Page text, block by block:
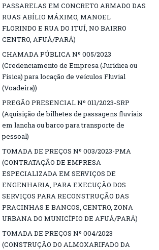
PASSARELAS EM CONCRETO ARMADO DAS
RUAS ABÍLIO MÁXIMO, MANOEL
FLORINDO E RUA DO ITUÍ, NO BAIRRO
CENTRO, AFUÁ/PARÁ)
CHAMADA PÚBLICA Nº 005/2023
(Credenciamento de Empresa (Jurídica ou
Física) para locação de veículos Fluvial
(Voadeira))
PREGÃO PRESENCIAL Nº 011/2023-SRP
(Aquisição de bilhetes de passagens fluviais
em lancha ou barco para transporte de
pessoal)
TOMADA DE PREÇOS Nº 003/2023-PMA
(CONTRATAÇÃO DE EMPRESA
ESPECIALIZADA EM SERVIÇOS DE
ENGENHARIA, PARA EXECUÇÃO DOS
SERVIÇOS PARA RECONSTRUÇÃO DAS
PRACINHAS E BANCOS, CENTRO, ZONA
URBANA DO MUNICÍPIO DE AFUÁ/PARÁ)
TOMADA DE PREÇOS Nº 004/2023
(CONSTRUÇÃO DO ALMOXARIFADO DA